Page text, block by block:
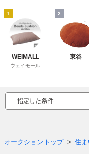
1
WEIMALL
ウェイモール
2
東谷
指定した条件
オークショントップ 住